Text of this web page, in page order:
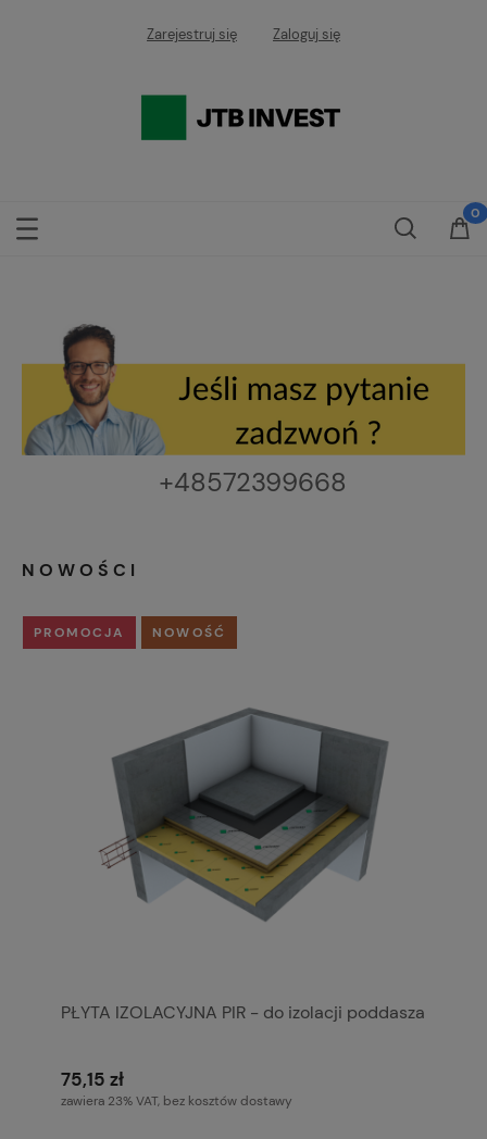
Zarejestruj się Zaloguj się
+48572399668
NOWOŚCI
PŁYTA IZOLACYJNA PIR - do izolacji poddasza
75,15 zł
zawiera 23% VAT, bez kosztów dostawy
PROMOCJA NOWOŚĆ